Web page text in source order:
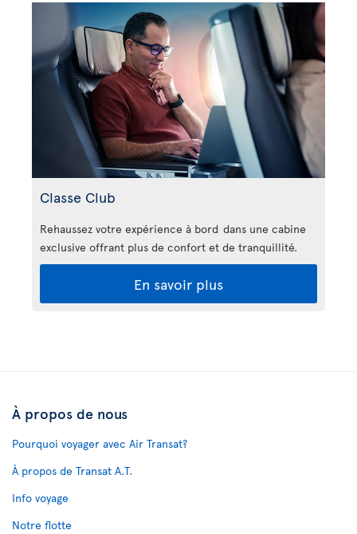
Classe Club
Rehaussez votre expérience à bord dans une cabine
exclusive offrant plus de confort et de tranquillité.
En savoir plus
À propos de nous
Pourquoi voyager avec Air Transat?
À propos de Transat A.T.
Info voyage
Notre flotte